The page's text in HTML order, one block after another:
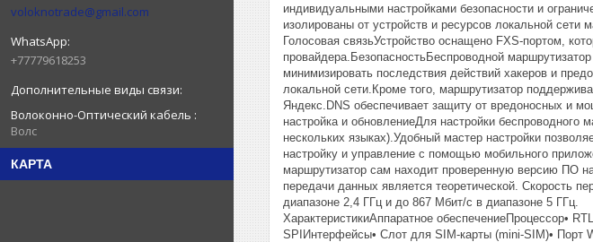
voloknotrade@gmail.com
+77779618253
Волоконно-Оптический кабель
Волс
КАРТА
индивидуальными настройками безопасности и
изолированы от устройств и ресурсов локальной сети
Голосовая связьУстройство оснащено FXS-портом,
провайдера.БезопасностьБеспроводной
минимизировать последствия действий хакеров и
локальной сети.Кроме того, маршрутизатор
Яндекс.DNS обеспечивает защиту от вредоносных и
настройка и обновлениеДля настройки беспроводного
нескольких языках).Удобный мастер настройки
настройку и управление с помощью мобильного
маршрутизатор сам находит проверенную версию ПО
передачи данных является теоретической. Скорость
диапазоне 2,4 ГГц и до 867 Мбит/с в диапазоне 5 ГГц.
ХарактеристикиАппаратное обеспечениеПроцессор•
SPIИнтерфейсы• Слот для SIM-карты (mini-SIM)• Порт